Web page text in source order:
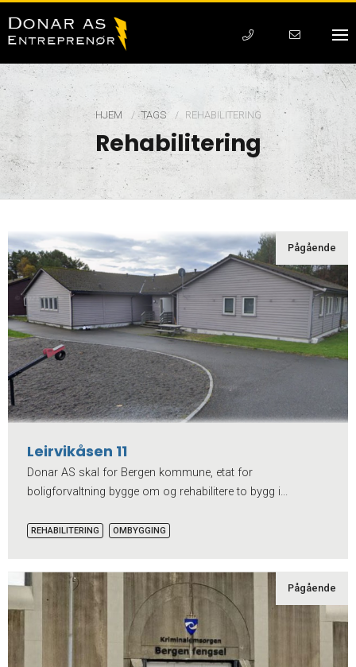
HJEM TAGS CURRENT:
REHABILITERING
Rehabilitering
Pågående
Leirvikåsen 11
Donar AS skal for Bergen kommune, etat for
boligforvaltning bygge om og rehabilitere to bygg i...
REHABILITERING OMBYGGING
Pågående